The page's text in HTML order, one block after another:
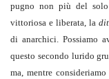
pugno non più del
vittoriosa e liberata, la
di anarchici. Possiamo
questo secondo lurido
ma, mentre